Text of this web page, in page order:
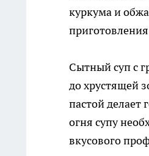
куркума и
Сытный суп с
до хрустящей
пастой
огня супу
вкусового